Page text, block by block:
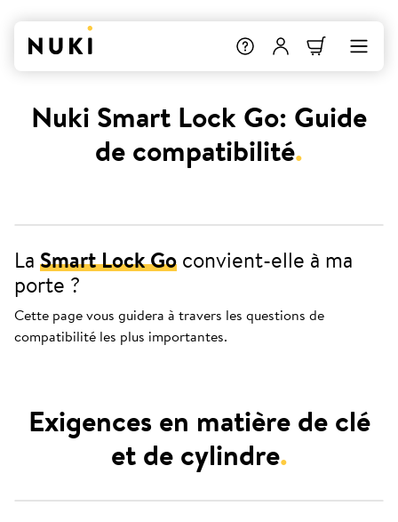
Nuki Smart Lock Go: Guide
de compatibilité.
La Smart Lock Go convient-elle à ma
porte ?
Cette page vous guidera à travers les questions de
compatibilité les plus importantes.
Exigences en matière de clé
et de cylindre.